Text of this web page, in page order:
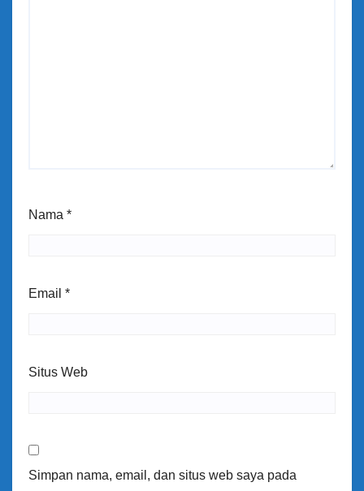
Nama *
Email *
Situs Web
Simpan nama, email, dan situs web saya pada